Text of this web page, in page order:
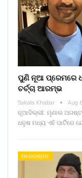
ପୁଣି ନୂଆ ପ୍ରେମରେ
ଚର୍ଚ୍ଚା ଆରମ୍ଭ
Sakala Khabar Aug
ନୂଆଦିଲ୍ଲୀ: ମୃଣାଲ ଅଗଷ୍ଟ
ଧନୁଷ ମଧ୍ୟ ଏହି ପାର୍ଟିରେ
ମନୋରଞ୍ଜନ